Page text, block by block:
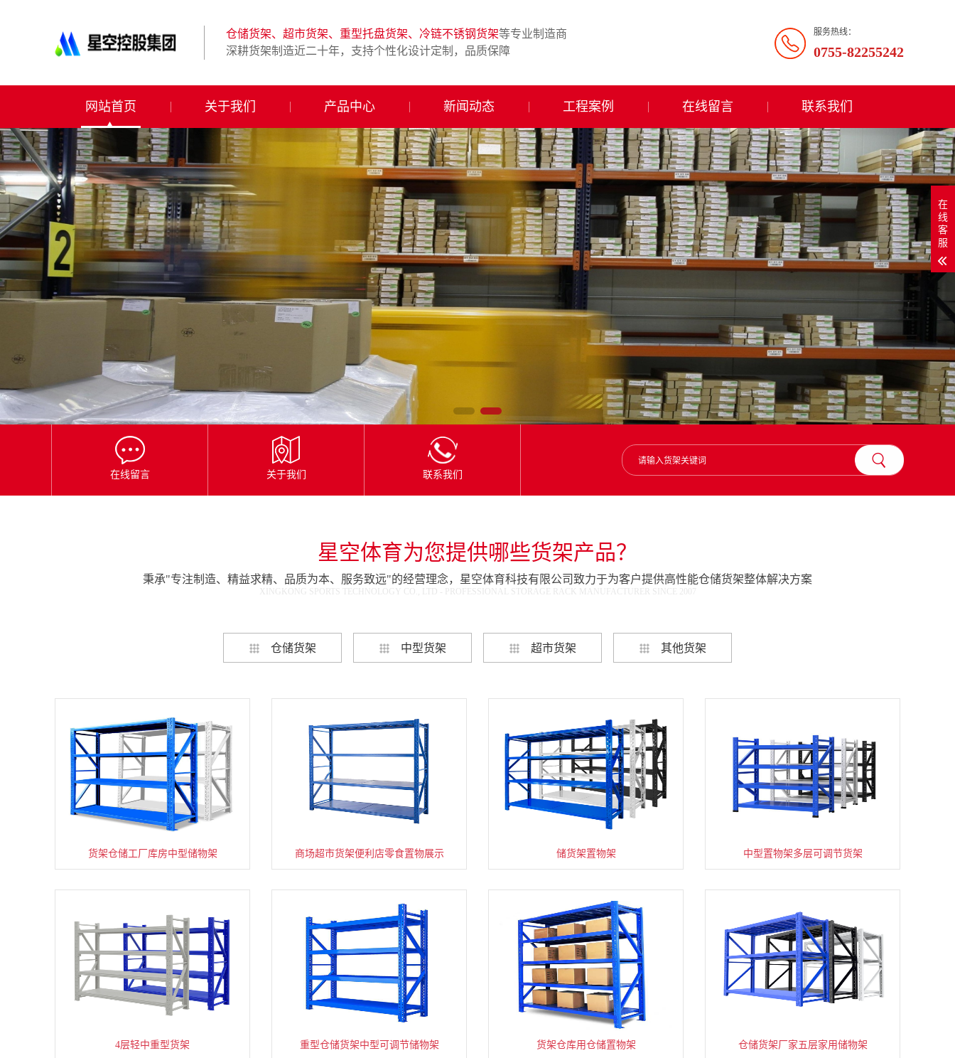
有
仓
储
货
架|
超
货
架|
重
型
货
架
制
造
网
服务热线：
0755-82255242
仓储货架、超市货架、重型托盘货架、冷链不锈钢货架等专业制造商
深耕货架制造近二十年，支持个性化设计定制，品质保障
网站首页 关于我们 产品中心 新闻动态 工程案例 在线留言 联系我们
在线留言 关于我们 联系我们
星空体育为您提供哪些货架产品？
秉承"专注制造、精益求精、品质为本、服务致远"的经营理念，星空体育科技有限公司致力于为客户提供高性能仓储货架整体解决方案
XINGKONG SPORTS TECHNOLOGY CO., LTD - PROFESSIONAL STORAGE RACK MANUFACTURER SINCE 2007
仓储货架 中型货架 超市货架 其他货架
货架仓储工厂库房中型储物架 商场超市货架便利店零食置物展示 储货架置物架 中型置物架多层可调节货架
4层轻中重型货架 重型仓储货架中型可调节储物架 货架仓库用仓储置物架 仓储货架厂家五层家用储物架
家用货架置物架多层阳台收纳 速装货架多层置物架 超市零食储物架快递货物架 货架仓库用仓储置物架四层展示架
在
线
客
服